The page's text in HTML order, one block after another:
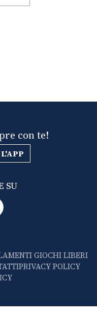
con te!
SU
GIOCHI LIBERI
PRIVACY POLICY